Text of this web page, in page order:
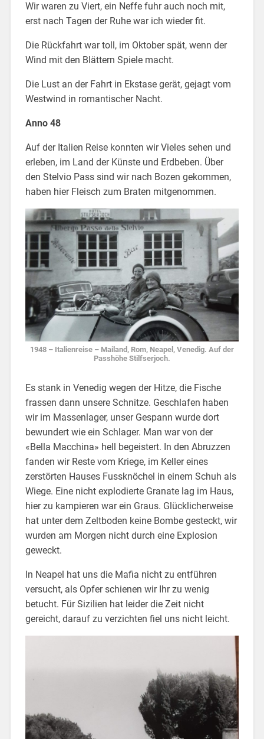
Wir waren zu Viert, ein Neffe fuhr auch noch mit,
erst nach Tagen der Ruhe war ich wieder fit.
Die Rückfahrt war toll, im Oktober spät, wenn der
Wind mit den Blättern Spiele macht.
Die Lust an der Fahrt in Ekstase gerät, gejagt vom
Westwind in romantischer Nacht.
Anno 48
Auf der Italien Reise konnten wir Vieles sehen und
erleben, im Land der Künste und Erdbeben. Über
den Stelvio Pass sind wir nach Bozen gekommen,
haben hier Fleisch zum Braten mitgenommen.
1948 – Italienreise – Mailand, Rom, Neapel, Venedig. Auf der
Passhöhe Stilfserjoch.
Es stank in Venedig wegen der Hitze, die Fische
frassen dann unsere Schnitze. Geschlafen haben
wir im Massenlager, unser Gespann wurde dort
bewundert wie ein Schlager. Man war von der
«Bella Macchina» hell begeistert. In den Abruzzen
fanden wir Reste vom Kriege, im Keller eines
zerstörten Hauses Fussknöchel in einem Schuh als
Wiege. Eine nicht explodierte Granate lag im Haus,
hier zu kampieren war ein Graus. Glücklicherweise
hat unter dem Zeltboden keine Bombe gesteckt, wir
wurden am Morgen nicht durch eine Explosion
geweckt.
In Neapel hat uns die Mafia nicht zu entführen
versucht, als Opfer schienen wir Ihr zu wenig
betucht. Für Sizilien hat leider die Zeit nicht
gereicht, darauf zu verzichten fiel uns nicht leicht.